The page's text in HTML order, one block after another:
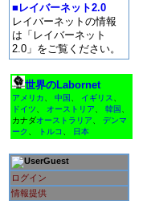
■レイバーネット2.0
レイバーネットの情報
は「レイバーネット
2.0」をご覧ください。
世界のLabornet
アメリカ 中国 イギリス
ドイツ
オーストリア 韓国
カナダオーストラリア
デンマ
ーク
トルコ 日本
Guest
ログイン
情報提供